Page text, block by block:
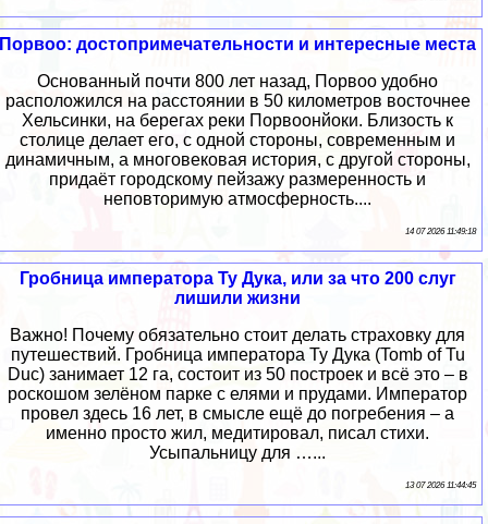
Порвоо: достопримечательности и интересные места
Основанный почти 800 лет назад, Порвоо удобно
расположился на расстоянии в 50 километров восточнее
Хельсинки, на берегах реки Порвоонйоки. Близость к
столице делает его, с одной стороны, современным и
динамичным, а многовековая история, с другой стороны,
придаёт городскому пейзажу размеренность и
неповторимую атмосферность....
14 07 2026 11:49:18
Гробница императора Ту Дука, или за что 200 слуг
лишили жизни
Важно! Почему обязательно стоит делать страховку для
путешествий. Гробница императора Ту Дука (Tomb of Tu
Duc) занимает 12 га, состоит из 50 построек и всё это – в
роскошом зелёном парке с елями и прудами. Император
провел здесь 16 лет, в смысле ещё до погребения – а
именно просто жил, медитировал, писал стихи.
Усыпальницу для …...
13 07 2026 11:44:45